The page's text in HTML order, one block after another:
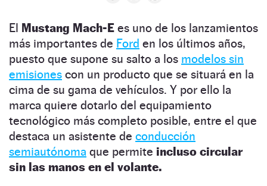
El Mustang Mach-E es uno de los lanzamientos
más importantes de Ford en los últimos años,
puesto que supone su salto a los modelos sin
emisiones con un producto que se situará en la
cima de su gama de vehículos. Y por ello la
marca quiere dotarlo del equipamiento
tecnológico más completo posible, entre el que
destaca un asistente de conducción
semiautónoma que permite incluso circular
sin las manos en el volante.